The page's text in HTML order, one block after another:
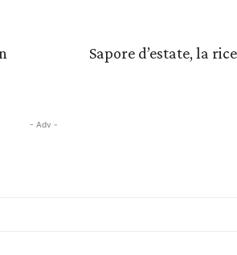
Sapore d’estate, la
- Adv -